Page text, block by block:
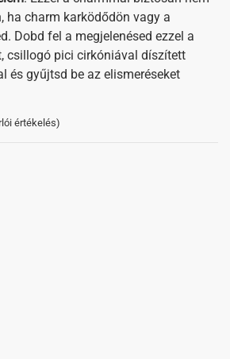
ha charm karködődön vagy a
Dobd fel a megjelenésed ezzel a
csillogó pici cirkóniával díszített
és gyűjtsd be az elismeréseket
értékelés)